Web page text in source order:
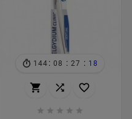
144 : 08 : 27 : 18
  
    